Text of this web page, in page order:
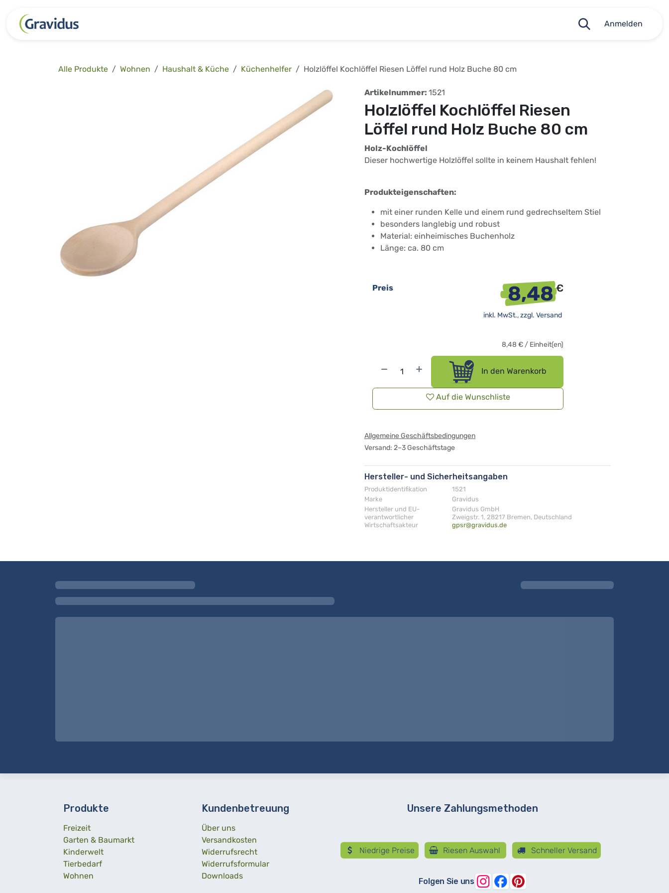
Anmelden
Alle Produkte Wohnen Haushalt & Küche Küchenhelfer Holzlöffel Kochlöffel Riesen Löffel rund Holz Buche 80 cm
Artikelnummer: 1521
Holzlöffel Kochlöffel Riesen
Löffel rund Holz Buche 80 cm
Holz-Kochlöffel
Dieser hochwertige Holzlöffel sollte in keinem Haushalt fehlen!
Produkteigenschaften:
mit einer runden Kelle und einem rund gedrechseltem Stiel
besonders langlebig und robust
Material: einheimisches Buchenholz
Länge: ca. 80 cm
In den Warenkorb
Auf die Wunschliste
Preis 8,48€
inkl. MwSt., zzgl. Versand
8,48 €/ Einheit(en)
Allgemeine Geschäftsbedingungen
Versand: 2–3 Geschäftstage
Hersteller- und Sicherheitsangaben
Produktidentifikation
1521
Marke
Gravidus
Hersteller und EU-
verantwortlicher
Wirtschaftsakteur
Gravidus GmbH
Zweigstr. 1, 28217 Bremen, Deutschland
gpsr@gravidus.de
Produkte
Freizeit
Garten & Baumarkt
Kinderwelt
Tierbedarf
Wohnen
Kundenbetreuung
Über uns
Versandkosten
Widerrufsrecht
Widerrufsformular
Downloads
Unsere Zahlungsmethoden
Niedrige Preise Riesen Auswahl Schneller Versand
Folgen Sie uns